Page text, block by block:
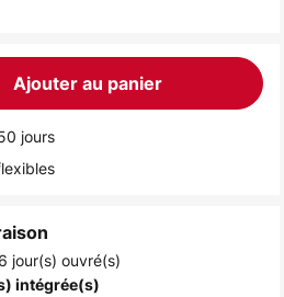
Ajouter au panier
jours
jour(s) ouvré(s)
intégrée(s)